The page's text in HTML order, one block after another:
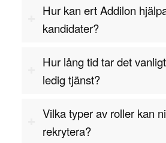
frågor på ett sätt som alla kan
inkluderar förmågan att förmedla
tekniska och icke-tekniska
Förmågan att hantera flera
avgörande. Projektledaren
strukturerat och ha en god
Hur kan ert Addilon
kandidater?
Hur lång tid tar det
ledig tjänst?
Vilka typer av roller kan
rekrytera?